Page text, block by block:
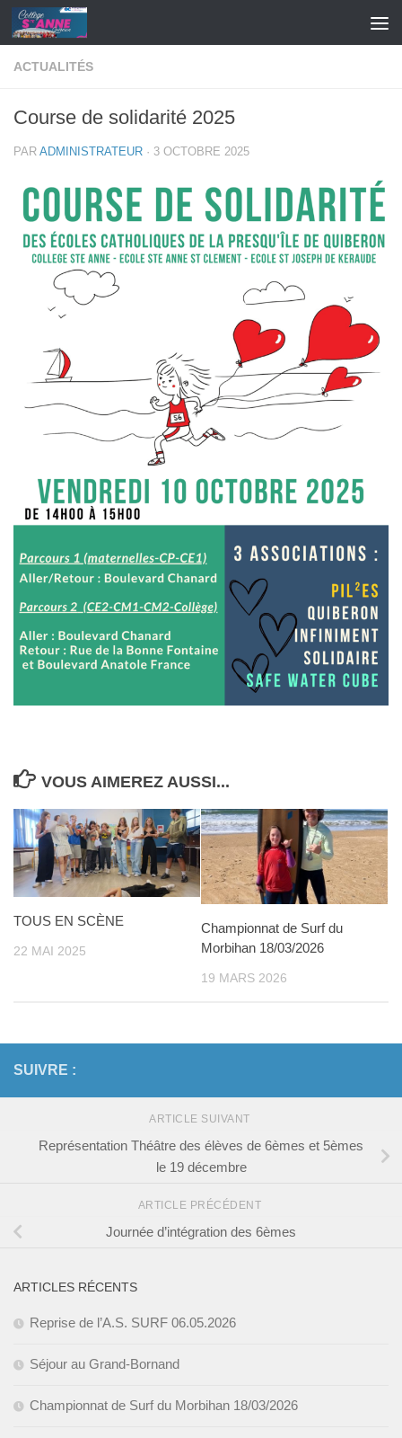
Skip to content
ACTUALITÉS
Course de solidarité 2025
PAR ADMINISTRATEUR · 3 OCTOBRE 2025
VOUS AIMEREZ AUSSI...
TOUS EN SCÈNE
22 MAI 2025
Championnat de Surf du
Morbihan 18/03/2026
19 MARS 2026
SUIVRE :
ARTICLE SUIVANT
Représentation Théâtre des élèves de 6èmes et 5èmes
le 19 décembre
ARTICLE PRÉCÉDENT
Journée d’intégration des 6èmes
ARTICLES RÉCENTS
Reprise de l’A.S. SURF 06.05.2026
Séjour au Grand-Bornand
Championnat de Surf du Morbihan 18/03/2026